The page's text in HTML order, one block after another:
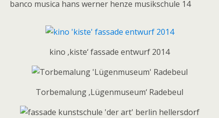
banco musica hans werner henze musikschule 14
kino ‚kiste‘ fassade entwurf 2014
Torbemalung ‚Lügenmuseum‘ Radebeul